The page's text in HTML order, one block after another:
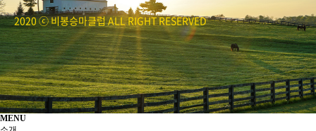
2020 ⓒ 비봉승마클럽 ALL RIGHT RESERVED
MENU